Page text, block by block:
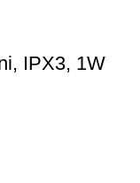
IPX3, 1W